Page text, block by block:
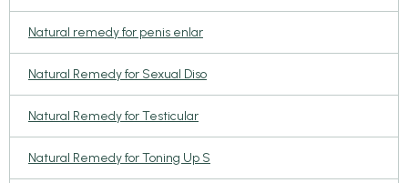
Natural remedy for penis enlar
Natural Remedy for Sexual Diso
Natural Remedy for Testicular
Natural Remedy for Toning Up S